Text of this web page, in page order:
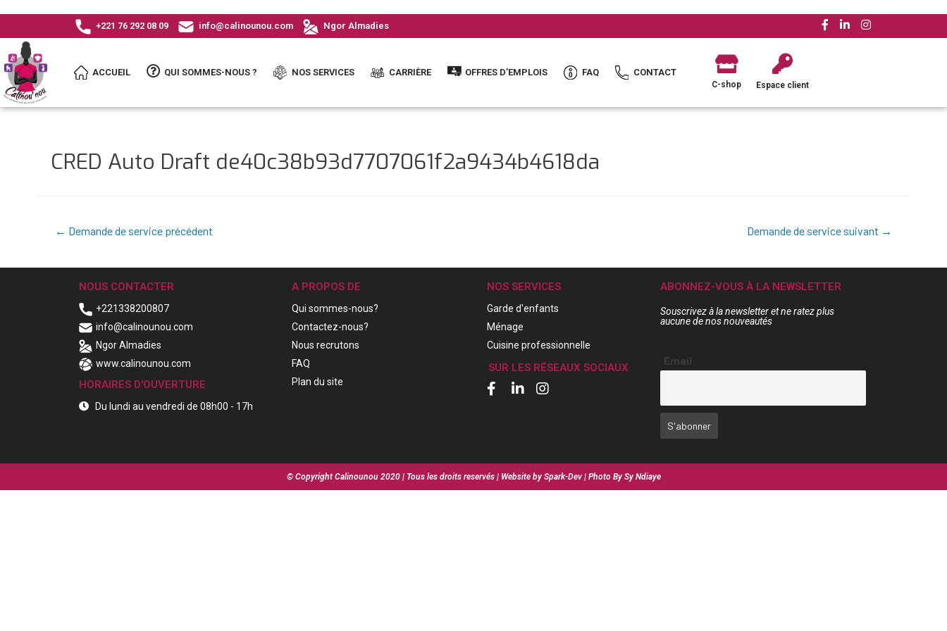
+221 76 292 08 09 info@calinounou.com Ngor Almadies
ACCUEIL QUI SOMMES-NOUS ? NOS SERVICES CARRIÈRE OFFRES D’EMPLOIS FAQ CONTACT
C-shop Espace client
CRED Auto Draft de40c38b93d7707061f2a9434b4618da
← Demande de service précédent Demande de service suivant →
NOUS CONTACTER
+221338200807
info@calinounou.com
Ngor Almadies
www.calinounou.com
HORAIRES D'OUVERTURE
Du lundi au vendredi de 08h00 - 17h
A PROPOS DE
Qui sommes-nous?
Contactez-nous?
Nous recrutons
FAQ
Plan du site
NOS SERVICES
Garde d'enfants
Ménage
Cuisine professionnelle
SUR LES RÉSEAUX SOCIAUX
ABONNEZ-VOUS À LA NEWSLETTER
Souscrivez à la newsletter et ne ratez plus
aucune de nos nouveautés
Email
© Copyright Calinounou 2020 | Tous les droits reservés | Website by Spark-Dev | Photo By Sy Ndiaye